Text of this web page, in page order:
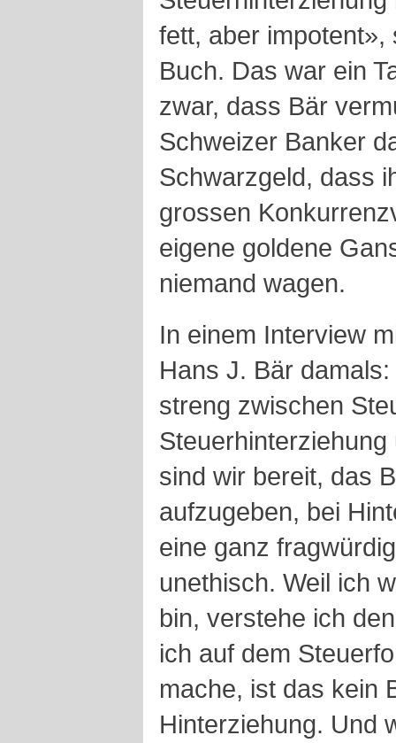
fett, aber
Buch. Das war ein
zwar, dass Bär
Schweizer Banker
Schwarzgeld, dass
grossen
eigene goldene
niemand wagen.
In einem Interview
Hans J. Bär
streng zwischen
sind wir bereit, das
aufzugeben, bei
eine ganz
unethisch. Weil ich
bin, verstehe ich
ich auf dem
mache, ist das kein
Hinterziehung. Und